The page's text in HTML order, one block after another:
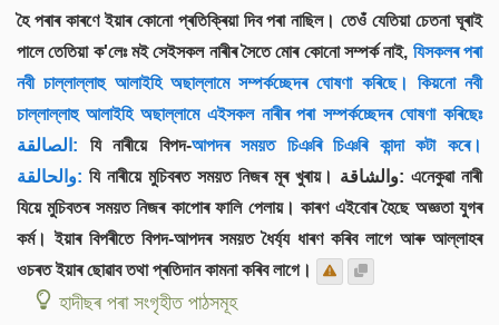
হৈ পৰাৰ কাৰণে ইয়াৰ কোনো প্ৰতিক্ৰিয়া দিব পৰা নাছিল। তেওঁ যেতিয়া চেতনা ঘূৰাই
পালে তেতিয়া ক'লেঃ মই সেইসকল নাৰীৰ সৈতে মোৰ কোনো সম্পৰ্ক নাই, যিসকলৰ পৰা
নবী চাল্লাল্লাহু আলাইহি অছাল্লামে সম্পৰ্কচ্ছেদৰ ঘোষণা কৰিছে। কিয়নো নবী
চাল্লাল্লাহু আলাইহি অছাল্লামে এইসকল নাৰীৰ পৰা সম্পৰ্কচ্ছেদৰ ঘোষণা কৰিছেঃ
الصالقة: যি নাৰীয়ে বিপদ-আপদৰ সময়ত চিঞৰি চিঞৰি কান্দা কটা কৰে।
والحالقة: যি নাৰীয়ে মুচিবৰত সময়ত নিজৰ মূৰ খুৰায়। والشاقة: এনেকুৱা নাৰী
যিয়ে মুচিবতৰ সময়ত নিজৰ কাপোৰ ফালি পেলায়। কাৰণ এইবোৰ হৈছে অজ্ঞতা যুগৰ
কৰ্ম। ইয়াৰ বিপৰীতে বিপদ-আপদৰ সময়ত ধৈৰ্য্য ধাৰণ কৰিব লাগে আৰু আল্লাহৰ
ওচৰত ইয়াৰ ছোৱাব তথা প্ৰতিদান কামনা কৰিব লাগে।
হাদীছৰ পৰা সংগৃহীত পাঠসমূহ